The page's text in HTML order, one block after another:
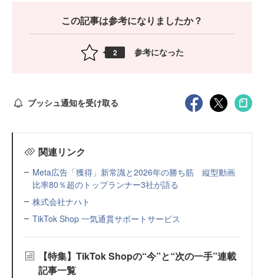
この記事は参考になりましたか？
2 参考になった
プッシュ通知を受け取る
関連リンク
Meta広告「獲得」新常識と2026年の勝ち筋 縦型動画
比率80％超のトップランナー3社が語る
株式会社ナハト
TikTok Shop 一気通貫サポートサービス
【特集】TikTok Shopの“今”と“次の一手”連載
記事一覧